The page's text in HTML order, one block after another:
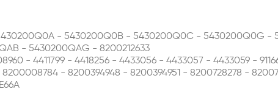
- 5430200Q0B - 5430200Q0C - 5430200Q0G
- 5430200QAG - 8200212633
- 4411799 - 4418256 - 4433056 - 4433057 - 4433059 -
8200008784 - 8200394948 - 8200394951 - 8200728278 -